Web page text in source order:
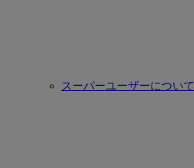
スーパーユーザーについて